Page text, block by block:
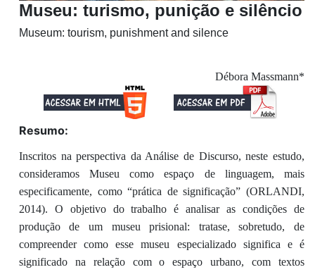
Museu: turismo, punição e silêncio
Museum: tourism, punishment and silence
Débora Massmann*
Resumo:
Inscritos na perspectiva da Análise de Discurso, neste estudo,
consideramos Museu como espaço de linguagem, mais
especificamente, como “prática de significação” (ORLANDI,
2014). O objetivo do trabalho é analisar as condições de
produção de um museu prisional: tratase, sobretudo, de
compreender como esse museu especializado significa e é
significado na relação com o espaço urbano, com textos